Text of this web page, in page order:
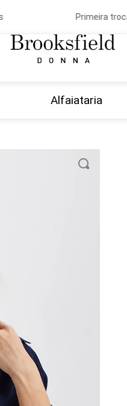
Primeira troca
Alfaiataria